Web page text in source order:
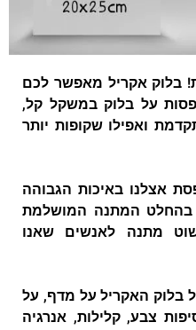
בלוק אקריל מאפשר לכם
על בלוק במשקל קל,
ואפילו שקופות יותר
אצלנו באיכות הגבוהה
בהחלט המתנה המושלמת
מתנה לאנשים שאנו
בלוק האקריל על מדף, על
צבע, קלילות, אנרגיה